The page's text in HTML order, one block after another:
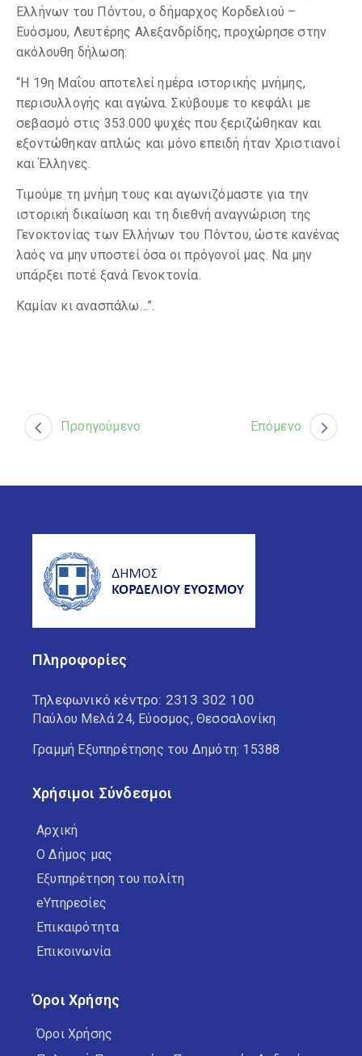
Ελλήνων του Πόντου, ο δήμαρχος Κορδελιού –
Ευόσμου, Λευτέρης Αλεξανδρίδης, προχώρησε στην
ακόλουθη δήλωση:
“Η 19η Μαΐου αποτελεί ημέρα ιστορικής μνήμης,
περισυλλογής και αγώνα. Σκύβουμε το κεφάλι με
σεβασμό στις 353.000 ψυχές που ξεριζώθηκαν και
εξοντώθηκαν απλώς και μόνο επειδή ήταν Χριστιανοί
και Έλληνες.
Τιμούμε τη μνήμη τους και αγωνιζόμαστε για την
ιστορική δικαίωση και τη διεθνή αναγνώριση της
Γενοκτονίας των Ελλήνων του Πόντου, ώστε κανένας
λαός να μην υποστεί όσα οι πρόγονοί μας. Να μην
υπάρξει ποτέ ξανά Γενοκτονία.
Καμίαν κι ανασπάλω…”.
Προηγούμενο Επόμενο
Πληροφορίες
Τηλεφωνικό κέντρο: 2313 302 100
Παύλου Μελά 24, Εύοσμος, Θεσσαλονίκη
Γραμμή Εξυπηρέτησης του Δημότη: 15388
Χρήσιμοι Σύνδεσμοι
Αρχική
Ο Δήμος μας
Εξυπηρέτηση του πολίτη
eΥπηρεσίες
Επικαιρότητα
Επικοινωνία
Όροι Χρήσης
Όροι Χρήσης